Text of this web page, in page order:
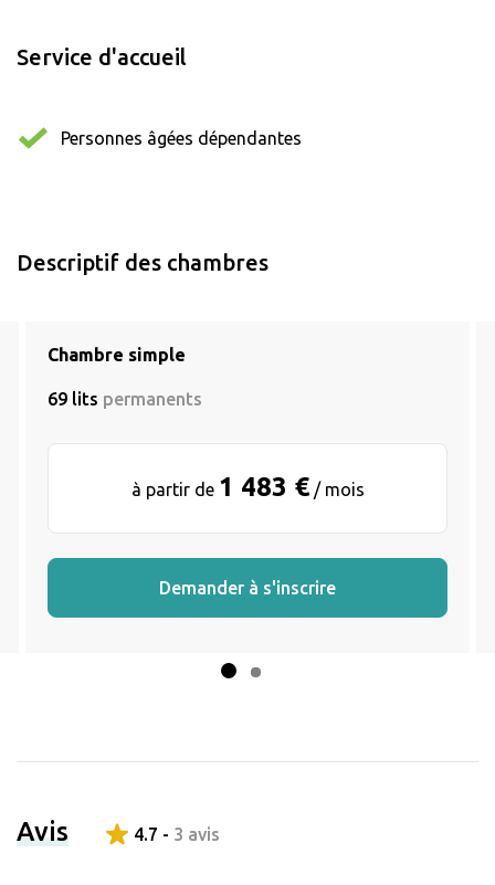
Service d'accueil
Personnes âgées dépendantes
Descriptif des chambres
Chambre simple
69 lits permanents
à partir de 1 483 €/ mois
Demander à s'inscrire
Avis 4.7 - 3 avis